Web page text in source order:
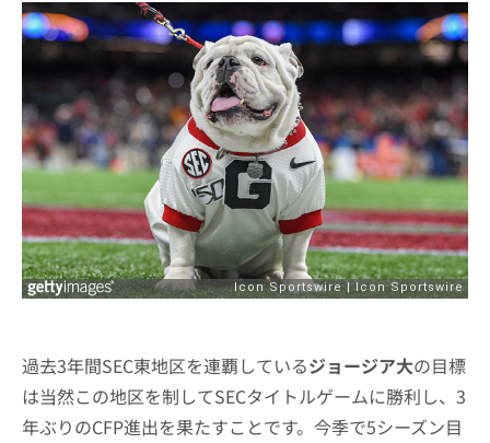
過去3年間SEC東地区を連覇しているジョージア大の目標
は当然この地区を制してSECタイトルゲームに勝利し、3
年ぶりのCFP進出を果たすことです。今季で5シーズン目